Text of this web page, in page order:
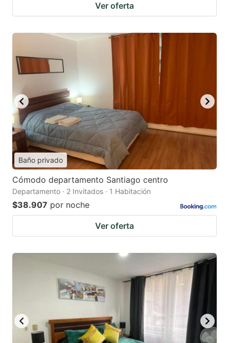
Ver oferta
Baño privado
Cómodo departamento Santiago centro
Departamento · 2 Invitados · 1 Habitación
$38.907 por noche
Ver oferta